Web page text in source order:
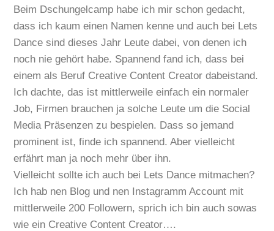
Beim Dschungelcamp habe ich mir schon gedacht,
dass ich kaum einen Namen kenne und auch bei Lets
Dance sind dieses Jahr Leute dabei, von denen ich
noch nie gehört habe. Spannend fand ich, dass bei
einem als Beruf Creative Content Creator dabeistand.
Ich dachte, das ist mittlerweile einfach ein normaler
Job, Firmen brauchen ja solche Leute um die Social
Media Präsenzen zu bespielen. Dass so jemand
prominent ist, finde ich spannend. Aber vielleicht
erfährt man ja noch mehr über ihn.
Vielleicht sollte ich auch bei Lets Dance mitmachen?
Ich hab nen Blog und nen Instagramm Account mit
mittlerweile 200 Followern, sprich ich bin auch sowas
wie ein Creative Content Creator….